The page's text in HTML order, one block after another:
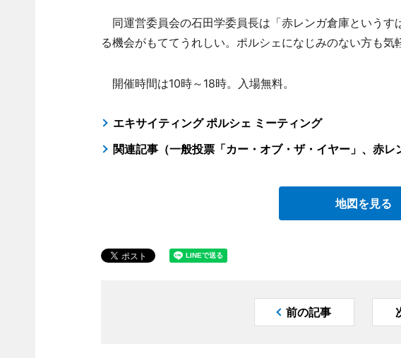
同運営委員会の石田学委員長は「赤レンガ倉庫というす
る機会がもててうれしい。ポルシェになじみのない方も気
開催時間は10時～18時。入場無料。
エキサイティング ポルシェ ミーティング
関連記事（一般投票「カー・オブ・ザ・イヤー」、赤レ
地図を見る
前の記事